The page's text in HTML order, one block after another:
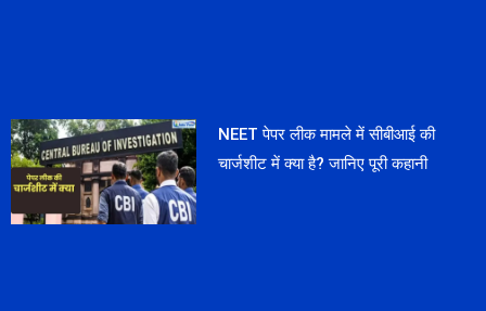
NEET पेपर लीक मामले में सीबीआई की
चार्जशीट में क्या है? जानिए पूरी कहानी